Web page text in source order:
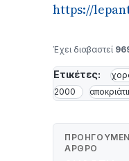
https://
Έχει διαβαστεί
Ετικέτες:
2000
ΆΡΘΡΟ